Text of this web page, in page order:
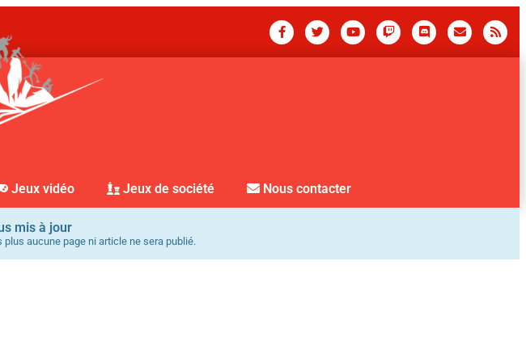
Jeux vidéo Jeux de société Nous contacter
mis à jour
aucune page ni article ne sera publié.